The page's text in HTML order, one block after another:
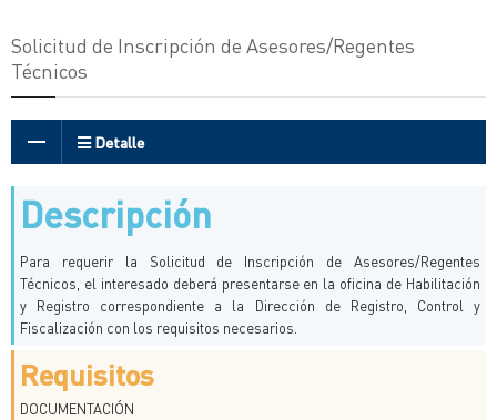
Solicitud de Inscripción de Asesores/Regentes
Técnicos
Detalle
Descripción
Para requerir la Solicitud de Inscripción de Asesores/Regentes
Técnicos, el interesado deberá presentarse en la oficina de Habilitación
y Registro correspondiente a la Dirección de Registro, Control y
Fiscalización con los requisitos necesarios.
Requisitos
DOCUMENTACIÓN